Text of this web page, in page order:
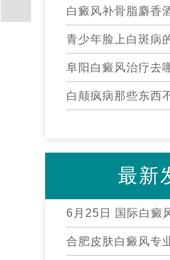
白癜风补骨脂麝香
青少年脸上白斑病
阜阳白癜风治疗去
白颠疯病那些东西
最新
6月25日 国际白癜
合肥皮肤白癜风专